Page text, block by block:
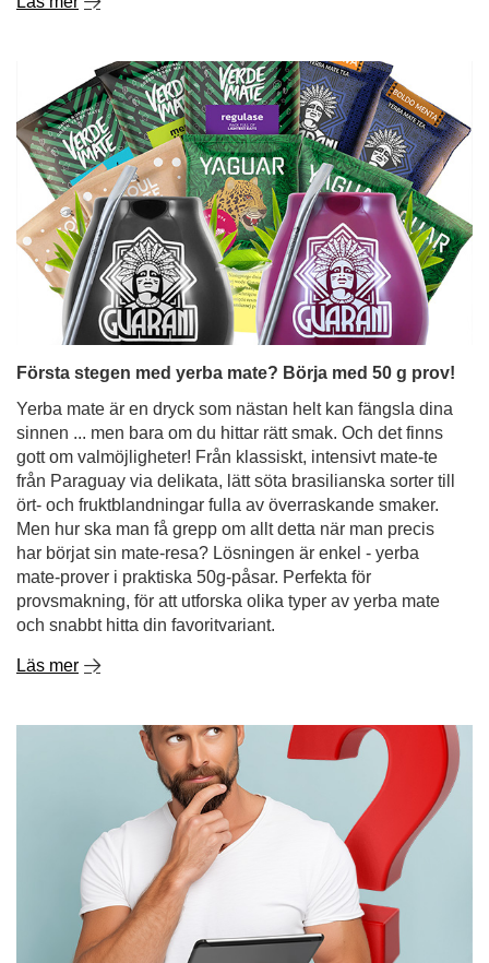
Första stegen med yerba mate? Börja med 50 g prov!
Yerba mate är en dryck som nästan helt kan fängsla dina
sinnen ... men bara om du hittar rätt smak. Och det finns
gott om valmöjligheter! Från klassiskt, intensivt mate-te
ört- och fruktblandningar fulla av överraskande smaker.
Men hur ska man få grepp om allt detta när man precis
har börjat sin mate-resa? Lösningen är enkel - yerba
mate-prover i praktiska 50g-påsar. Perfekta för
provsmakning, för att utforska olika typer av yerba mate
och snabbt hitta din favoritvariant.
Läs mer
Yerba mate - var man kan köpa det och varför det är
bättre att handla på nätet